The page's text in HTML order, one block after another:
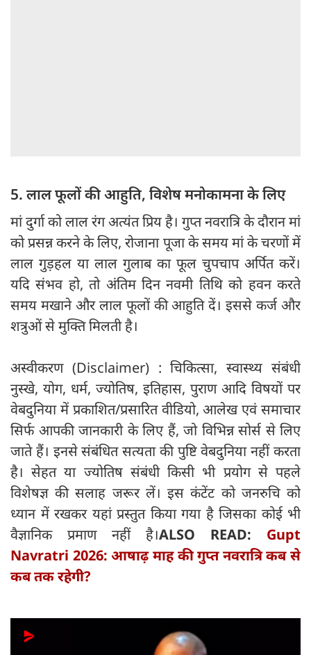
5. लाल फूलों की आहुति, विशेष मनोकामना के लिए
मां दुर्गा को लाल रंग अत्यंत प्रिय है। गुप्त नवरात्रि के दौरान मां
को प्रसन्न करने के लिए, रोजाना पूजा के समय मां के चरणों में
लाल गुड़हल या लाल गुलाब का फूल चुपचाप अर्पित करें।
यदि संभव हो, तो अंतिम दिन नवमी तिथि को हवन करते
समय मखाने और लाल फूलों की आहुति दें। इससे कर्ज और
शत्रुओं से मुक्ति मिलती है।
अस्वीकरण (Disclaimer) : चिकित्सा, स्वास्थ्य संबंधी
नुस्खे, योग, धर्म, ज्योतिष, इतिहास, पुराण आदि विषयों पर
वेबदुनिया में प्रकाशित/प्रसारित वीडियो, आलेख एवं समाचार
सिर्फ आपकी जानकारी के लिए हैं, जो विभिन्न सोर्स से लिए
जाते हैं। इनसे संबंधित सत्यता की पुष्टि वेबदुनिया नहीं करता
है। सेहत या ज्योतिष संबंधी किसी भी प्रयोग से पहले
विशेषज्ञ की सलाह जरूर लें। इस कंटेंट को जनरुचि को
ध्यान में रखकर यहां प्रस्तुत किया गया है जिसका कोई भी
वैज्ञानिक प्रमाण नहीं है।ALSO READ: Gupt
Navratri 2026: आषाढ़ माह की गुप्त नवरात्रि कब से
कब तक रहेगी?